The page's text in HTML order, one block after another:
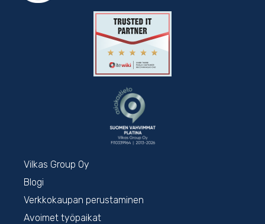
Vilkas Group Oy
Blogi
Verkkokaupan perustaminen
Avoimet työpaikat